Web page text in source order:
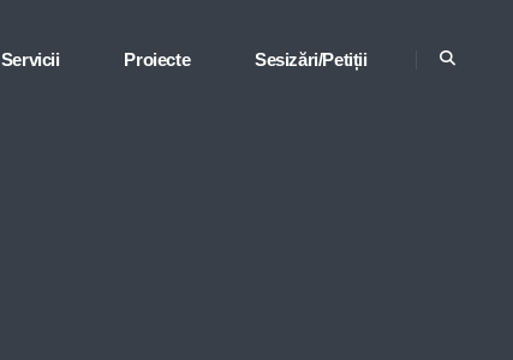
Servicii Proiecte Sesizări/Petiții